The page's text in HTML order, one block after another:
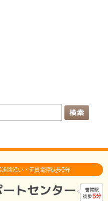
路沿い・笹貫電停徒歩5分